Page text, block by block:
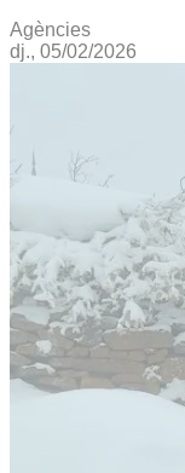
Agències
dj., 05/02/2026